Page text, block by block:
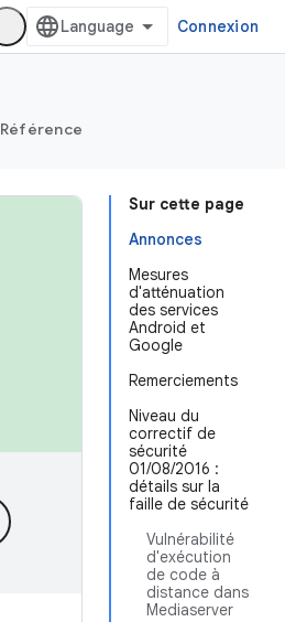
Connexion
Référence
Sur cette page
Annonces
Mesures
d'atténuation
des services
Android et
Google
Remerciements
Niveau du
correctif de
sécurité
01/08/2016 :
détails sur la
faille de sécurité
Vulnérabilité
d'exécution
de code à
distance dans
Mediaserver